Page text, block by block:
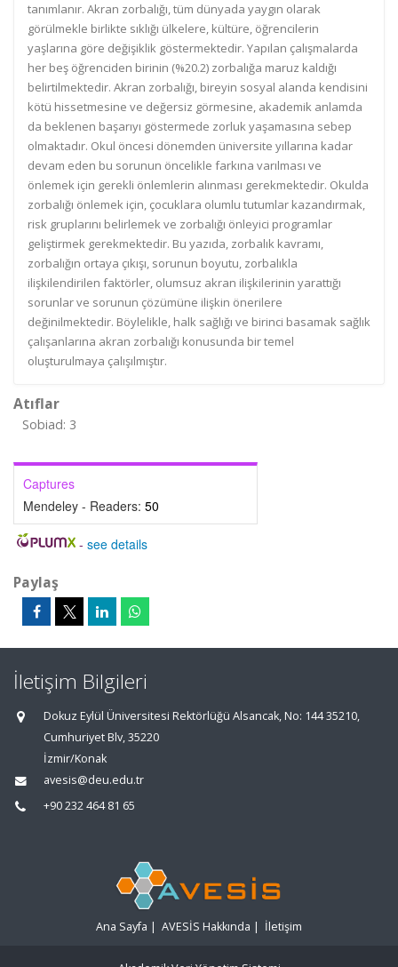
tanımlanır. Akran zorbalığı, tüm dünyada yaygın olarak
görülmekle birlikte sıklığı ülkelere, kültüre, öğrencilerin
yaşlarına göre değişiklik göstermektedir. Yapılan çalışmalarda
her beş öğrenciden birinin (%20.2) zorbalığa maruz kaldığı
belirtilmektedir. Akran zorbalığı, bireyin sosyal alanda kendisini
kötü hissetmesine ve değersiz görmesine, akademik anlamda
da beklenen başarıyı göstermede zorluk yaşamasına sebep
olmaktadır. Okul öncesi dönemden üniversite yıllarına kadar
devam eden bu sorunun öncelikle farkına varılması ve
önlemek için gerekli önlemlerin alınması gerekmektedir. Okulda
zorbalığı önlemek için, çocuklara olumlu tutumlar kazandırmak,
risk gruplarını belirlemek ve zorbalığı önleyici programlar
geliştirmek gerekmektedir. Bu yazıda, zorbalık kavramı,
zorbalığın ortaya çıkışı, sorunun boyutu, zorbalıkla
ilişkilendirilen faktörler, olumsuz akran ilişkilerinin yarattığı
sorunlar ve sorunun çözümüne ilişkin önerilere
değinilmektedir. Böylelikle, halk sağlığı ve birinci basamak sağlık
çalışanlarına akran zorbalığı konusunda bir temel
oluşturulmaya çalışılmıştır.
Atıflar
Sobiad: 3
Captures
Mendeley - Readers: 50
- see details
Paylaş
İletişim Bilgileri
Dokuz Eylül Üniversitesi Rektörlüğü Alsancak, No: 144 35210,
Cumhuriyet Blv, 35220
İzmir/Konak
avesis@deu.edu.tr
+90 232 464 81 65
Ana Sayfa | AVESİS Hakkında | İletişim